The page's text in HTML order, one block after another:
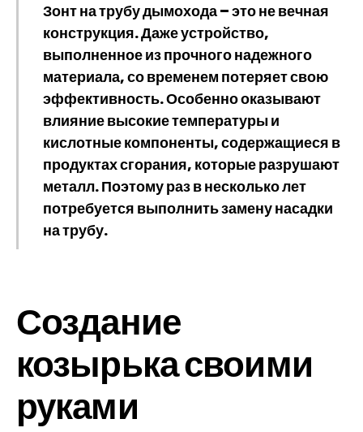
Зонт на трубу дымохода – это не вечная
конструкция. Даже устройство,
выполненное из прочного надежного
материала, со временем потеряет свою
эффективность. Особенно оказывают
влияние высокие температуры и
кислотные компоненты, содержащиеся в
продуктах сгорания, которые разрушают
металл. Поэтому раз в несколько лет
потребуется выполнить замену насадки
на трубу.
Создание
козырька своими
руками